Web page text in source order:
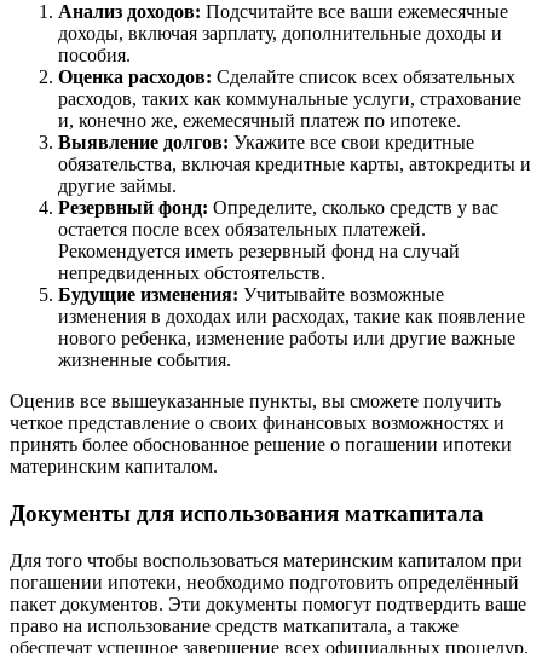
Анализ доходов: Подсчитайте все ваши ежемесячные
доходы, включая зарплату, дополнительные доходы и
пособия.
Оценка расходов: Сделайте список всех обязательных
расходов, таких как коммунальные услуги, страхование
и, конечно же, ежемесячный платеж по ипотеке.
Выявление долгов: Укажите все свои кредитные
обязательства, включая кредитные карты, автокредиты и
другие займы.
Резервный фонд: Определите, сколько средств у вас
остается после всех обязательных платежей.
Рекомендуется иметь резервный фонд на случай
непредвиденных обстоятельств.
Будущие изменения: Учитывайте возможные
изменения в доходах или расходах, такие как появление
нового ребенка, изменение работы или другие важные
жизненные события.
Оценив все вышеуказанные пункты, вы сможете получить
четкое представление о своих финансовых возможностях и
принять более обоснованное решение о погашении ипотеки
материнским капиталом.
Документы для использования маткапитала
Для того чтобы воспользоваться материнским капиталом при
погашении ипотеки, необходимо подготовить определённый
пакет документов. Эти документы помогут подтвердить ваше
право на использование средств маткапитала, а также
обеспечат успешное завершение всех официальных процедур.